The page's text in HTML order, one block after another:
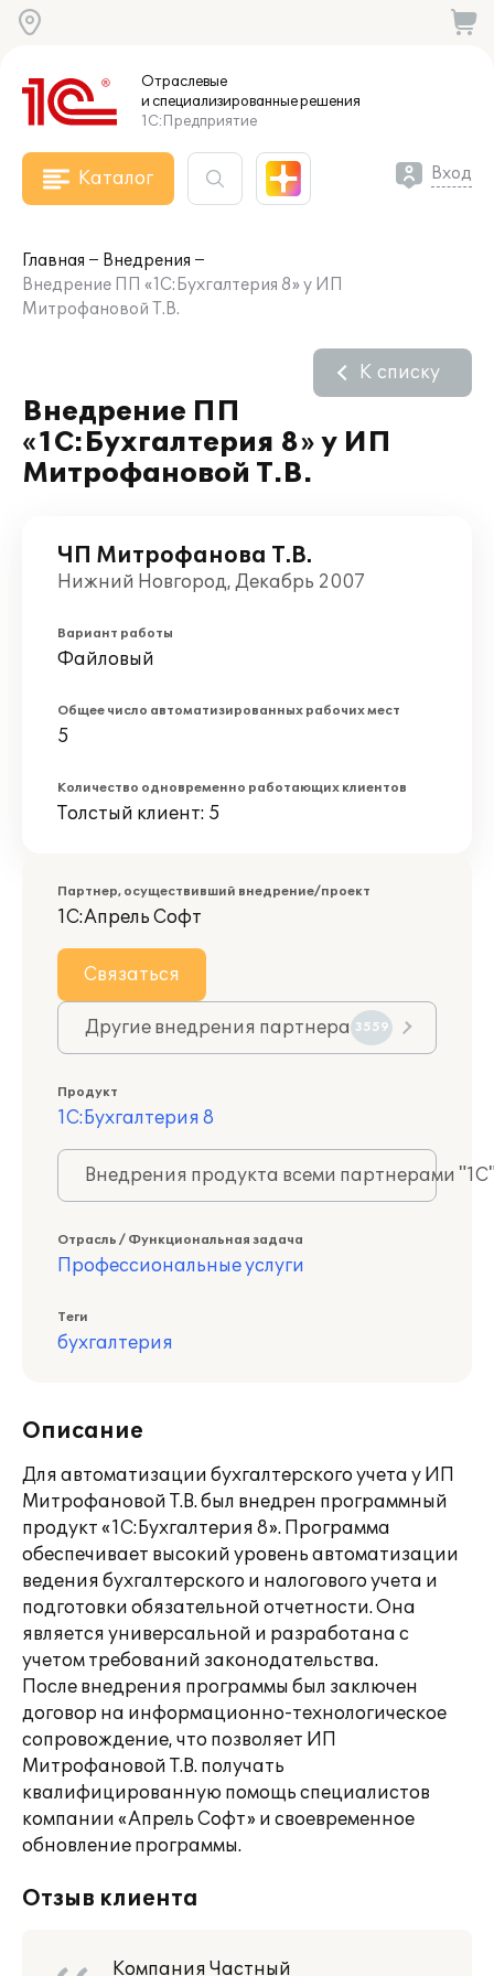
Отраслевые
и специализированныерешения
1С:Предприятие
Каталог Вход
Главная
Внедрения
Внедрение ПП «1С:Бухгалтерия 8» у ИП
Митрофановой Т.В.
Внедрение ПП
«1С:Бухгалтерия 8» у ИП
Митрофановой Т.В.
К списку
ЧП Митрофанова Т.В.
Нижний Новгород, Декабрь 2007
Вариант работы
Файловый
Общее число автоматизированных рабочих мест
5
Количество одновременно работающих клиентов
Толстый клиент: 5
Партнер, осуществивший внедрение/проект
1С:Апрель Софт
Связаться
Другие внедрения партнера 3559
Продукт
1С:Бухгалтерия 8
Внедрения продукта всеми партнерами
Отрасль / Функциональная задача
Профессиональные услуги
Теги
бухгалтерия
Описание
Для автоматизации бухгалтерского учета у ИП
Митрофановой Т.В. был внедрен программный
продукт «1С:Бухгалтерия 8». Программа
обеспечивает высокий уровень автоматизации
ведения бухгалтерского и налогового учета и
подготовки обязательной отчетности. Она
является универсальной и разработана с
учетом требований законодательства.
После внедрения программы был заключен
договор на информационно-технологическое
сопровождение, что позволяет ИП
Митрофановой Т.В. получать
квалифицированную помощь специалистов
компании «Апрель Софт» и своевременное
обновление программы.
Отзыв клиента
Компания Частный